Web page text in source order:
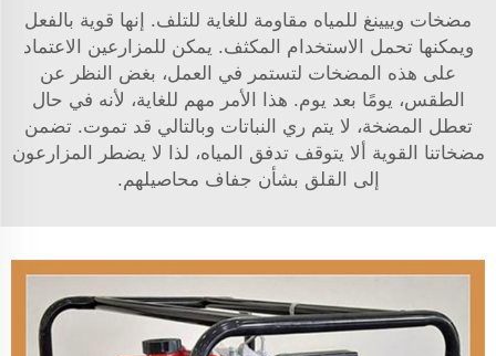
مضخات وييينغ للمياه مقاومة للغاية للتلف. إنها قوية بالفعل
ويمكنها تحمل الاستخدام المكثف. يمكن للمزارعين الاعتماد
على هذه المضخات لتستمر في العمل، بغض النظر عن
الطقس، يومًا بعد يوم. هذا الأمر مهم للغاية، لأنه في حال
تعطل المضخة، لا يتم ري النباتات وبالتالي قد تموت. تضمن
مضخاتنا القوية ألا يتوقف تدفق المياه، لذا لا يضطر المزارعون
إلى القلق بشأن جفاف محاصيلهم.